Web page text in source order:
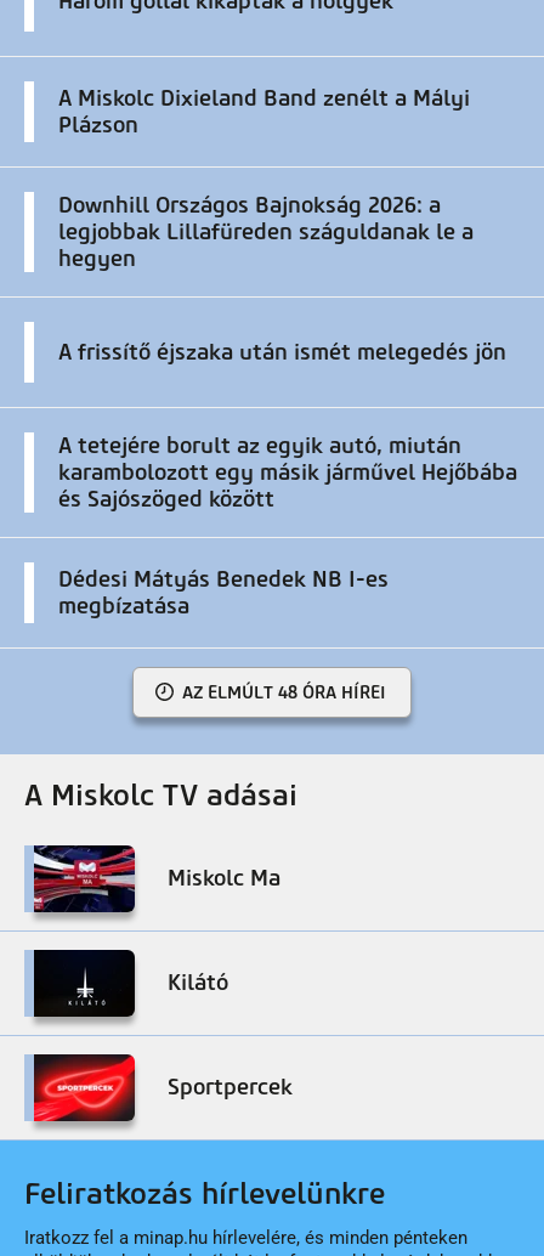
A Miskolc Dixieland Band zenélt a Mályi
Plázson
Downhill Országos Bajnokság 2026: a
legjobbak Lillafüreden száguldanak le a
hegyen
A frissítő éjszaka után ismét melegedés jön
A tetejére borult az egyik autó, miután
karambolozott egy másik járművel Hejőbába
és Sajószöged között
Dédesi Mátyás Benedek NB I-es
megbízatása
AZ ELMÚLT 48 ÓRA HÍREI
A Miskolc TV adásai
Miskolc Ma
Kilátó
Sportpercek
Feliratkozás hírlevelünkre
Iratkozz fel a minap.hu hírlevelére, és minden pénteken